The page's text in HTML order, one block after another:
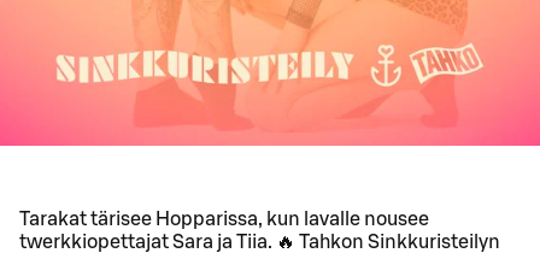
Tarakat tärisee Hopparissa, kun lavalle nousee
twerkkiopettajat Sara ja Tiia. 🔥 Tahkon Sinkkuristeilyn